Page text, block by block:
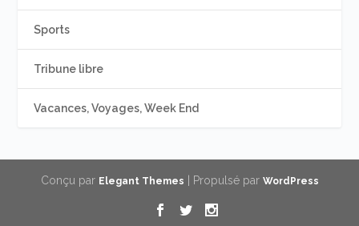
Sports
Tribune libre
Vacances, Voyages, Week End
Conçu par Elegant Themes | Propulsé par WordPress